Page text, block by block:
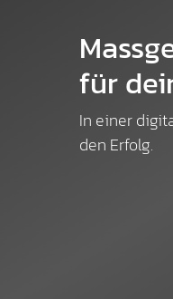
für
In einer
den Erfolg.